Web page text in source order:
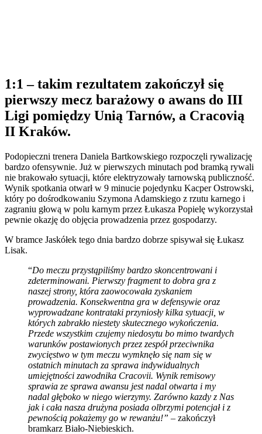
1:1 – takim rezultatem zakończył się
pierwszy mecz barażowy o awans do III
Ligi pomiędzy Unią Tarnów, a Cracovią
II Kraków.
Podopieczni trenera Daniela Bartkowskiego rozpoczęli rywalizację
bardzo ofensywnie. Już w pierwszych minutach pod bramką rywali
nie brakowało sytuacji, które elektryzowały tarnowską publiczność.
Wynik spotkania otwarł w 9 minucie pojedynku Kacper Ostrowski,
który po dośrodkowaniu Szymona Adamskiego z rzutu karnego i
zagraniu głową w polu karnym przez Łukasza Popielę wykorzystał
pewnie okazję do objęcia prowadzenia przez gospodarzy.
W bramce Jaskółek tego dnia bardzo dobrze spisywał się Łukasz
Lisak.
“Do meczu przystąpiliśmy bardzo skoncentrowani i
zdeterminowani. Pierwszy fragment to dobra gra z
naszej strony, która zaowocowała zyskaniem
prowadzenia. Konsekwentna gra w defensywie oraz
wyprowadzane kontrataki przyniosły kilka sytuacji, w
których zabrakło niestety skutecznego wykończenia.
Przede wszystkim czujemy niedosytu bo mimo twardych
warunków postawionych przez zespół przeciwnika
zwycięstwo w tym meczu wymknęło się nam się w
ostatnich minutach za sprawa indywidualnych
umiejętności zawodnika Cracovii. Wynik remisowy
sprawia ze sprawa awansu jest nadal otwarta i my
nadal głęboko w niego wierzymy. Zarówno kazdy z Nas
jak i cała nasza drużyna posiada olbrzymi potencjał i z
pewnością pokażemy go w rewanżu!” – zakończył
bramkarz Biało-Niebieskich.